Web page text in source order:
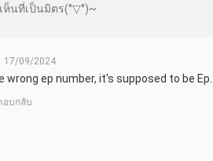
17/09/2024
wrong ep number, it's supposed to be
อบกลับ